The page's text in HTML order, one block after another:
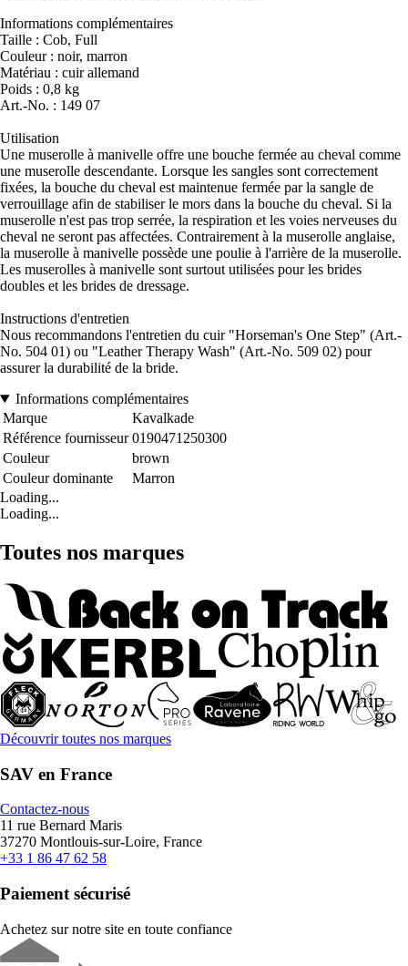
Informations complémentaires
Taille : Cob, Full
Couleur : noir, marron
Matériau : cuir allemand
Poids : 0,8 kg
Art.-No. : 149 07
Utilisation
Une muserolle à manivelle offre une bouche fermée au cheval comme
une muserolle descendante. Lorsque les sangles sont correctement
fixées, la bouche du cheval est maintenue fermée par la sangle de
verrouillage afin de stabiliser le mors dans la bouche du cheval. Si la
muserolle n'est pas trop serrée, la respiration et les voies nerveuses du
cheval ne seront pas affectées. Contrairement à la muserolle anglaise,
la muserolle à manivelle possède une poulie à l'arrière de la muserolle.
Les muserolles à manivelle sont surtout utilisées pour les brides
doubles et les brides de dressage.
Instructions d'entretien
Nous recommandons l'entretien du cuir "Horseman's One Step" (Art.-
No. 504 01) ou "Leather Therapy Wash" (Art.-No. 509 02) pour
assurer la durabilité de la bride.
Informations complémentaires
Marque
Kavalkade
Référence fournisseur 0190471250300
Couleur
brown
Couleur dominante
Marron
Loading...
Loading...
Toutes nos marques
Découvrir toutes nos marques
SAV en France
Contactez-nous
11 rue Bernard Maris
37270 Montlouis-sur-Loire, France
+33 1 86 47 62 58
Paiement sécurisé
Achetez sur notre site en toute confiance